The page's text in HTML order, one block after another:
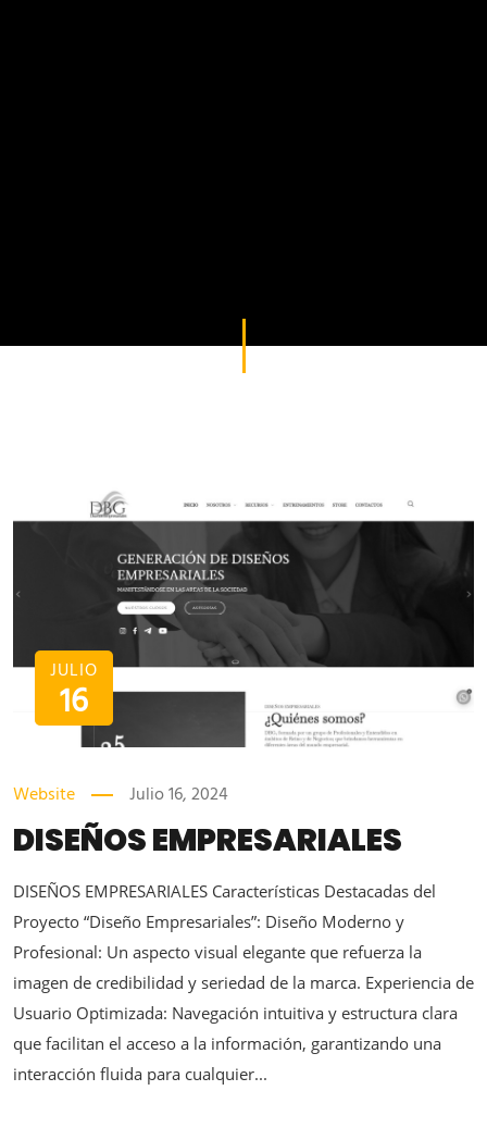
JULIO
16
Website Julio 16, 2024
DISEÑOS EMPRESARIALES
DISEÑOS EMPRESARIALES Características Destacadas del
Proyecto “Diseño Empresariales”: Diseño Moderno y
Profesional: Un aspecto visual elegante que refuerza la
imagen de credibilidad y seriedad de la marca. Experiencia de
Usuario Optimizada: Navegación intuitiva y estructura clara
que facilitan el acceso a la información, garantizando una
interacción fluida para cualquier...